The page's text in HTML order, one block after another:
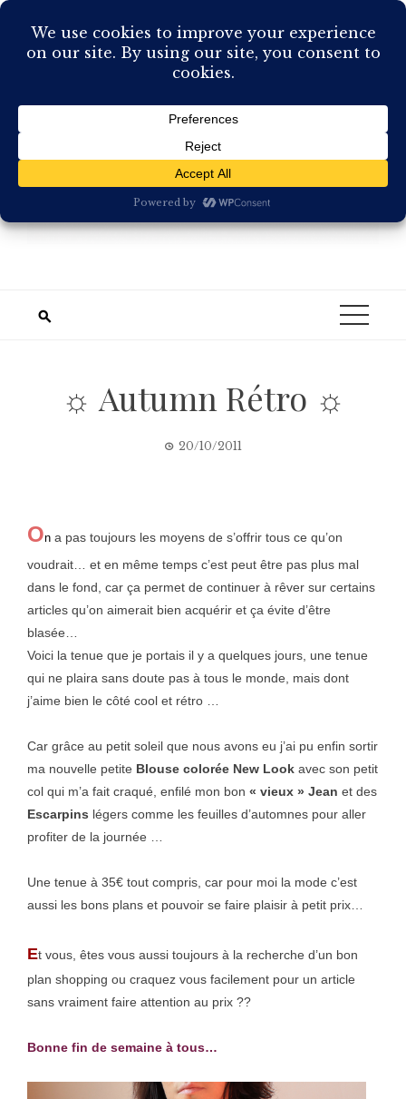
Skip
content
☼ Autumn Rétro ☼
20/10/2011
On a pas toujours les moyens de s’offrir tous ce qu’on
voudrait… et en même temps c’est peut être pas plus mal
dans le fond, car ça permet de continuer à rêver sur certains
articles qu’on aimerait bien acquérir et ça évite d’être
blasée…
Voici la tenue que je portais il y a quelques jours, une tenue
qui ne plaira sans doute pas à tous le monde, mais dont
j’aime bien le côté cool et rétro …
Car grâce au petit soleil que nous avons eu j’ai pu enfin sortir
ma nouvelle petite Blouse colorée New Look avec son petit
col qui m’a fait craqué, enfilé mon bon « vieux » Jean et des
Escarpins légers comme les feuilles d’automnes pour aller
profiter de la journée
Une tenue à 35€ tout compris, car pour moi la mode c’est
aussi les bons plans et pouvoir se faire plaisir à petit prix…
Et vous, êtes vous aussi toujours à la recherche d’un bon
plan shopping ou craquez vous facilement pour un article
sans vraiment faire attention au prix ??
Bonne fin de semaine à tous…